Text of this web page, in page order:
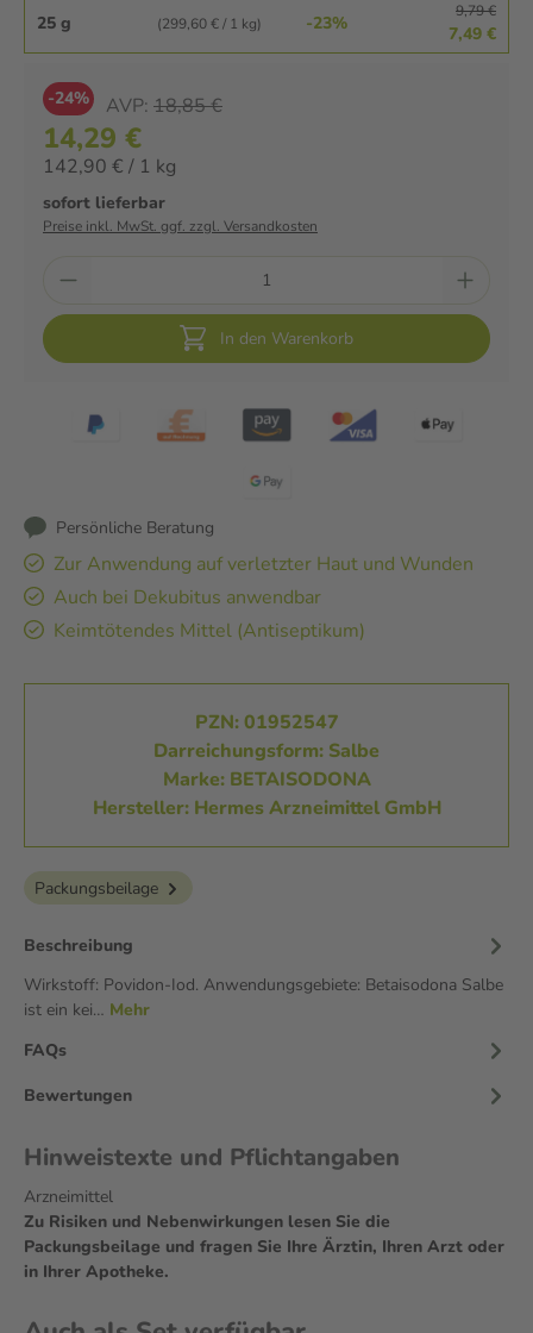
25 g (299,60 € / 1 kg) -23%
9,79 €
7,49 €
-24% AVP: 18,85 €
14,29 €
142,90 € / 1 kg
sofort lieferbar
Preise inkl. MwSt. ggf. zzgl. Versandkosten
In den Warenkorb
Persönliche Beratung
Zur Anwendung auf verletzter Haut und Wunden
Auch bei Dekubitus anwendbar
Keimtötendes Mittel (Antiseptikum)
PZN: 01952547
Darreichungsform: Salbe
Marke: BETAISODONA
Hersteller: Hermes Arzneimittel GmbH
Packungsbeilage
Beschreibung
Wirkstoff: Povidon-Iod. Anwendungsgebiete: Betaisodona Salbe
ist ein kei… Mehr
FAQs
Bewertungen
Hinweistexte und Pflichtangaben
Arzneimittel
Zu Risiken und Nebenwirkungen lesen Sie die
Packungsbeilage und fragen Sie Ihre Ärztin, Ihren Arzt oder
in Ihrer Apotheke.